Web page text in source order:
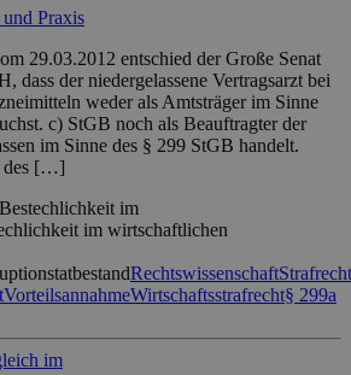
Praxis
29.03.2012 entschied der Große Senat
dass der niedergelassene Vertragsarzt bei
weder als Amtsträger im Sinne
c) StGB noch als Beauftragter der
im Sinne des § 299 StGB handelt.
des […]
Bestechlichkeit im
im wirtschaftlichen
RechtswissenschaftStrafrecht
VorteilsannahmeWirtschaftsstrafrecht§ 299a